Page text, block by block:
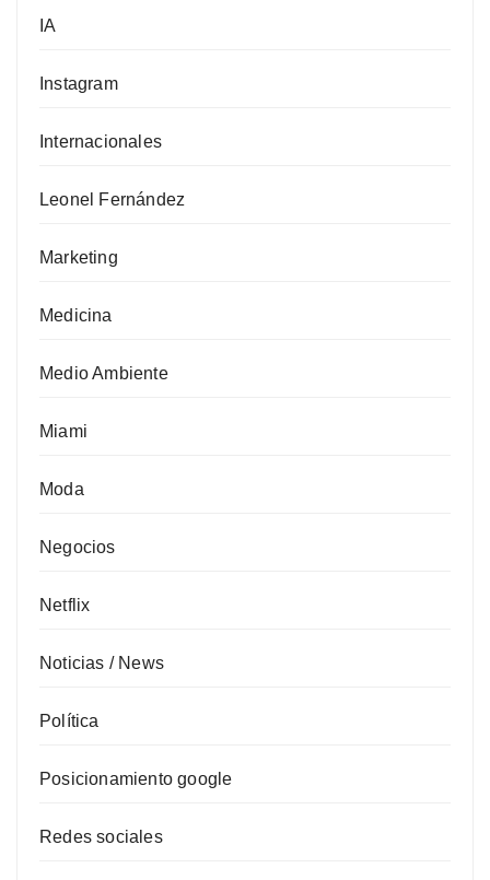
IA
Instagram
Internacionales
Leonel Fernández
Marketing
Medicina
Medio Ambiente
Miami
Moda
Negocios
Netflix
Noticias / News
Política
Posicionamiento google
Redes sociales